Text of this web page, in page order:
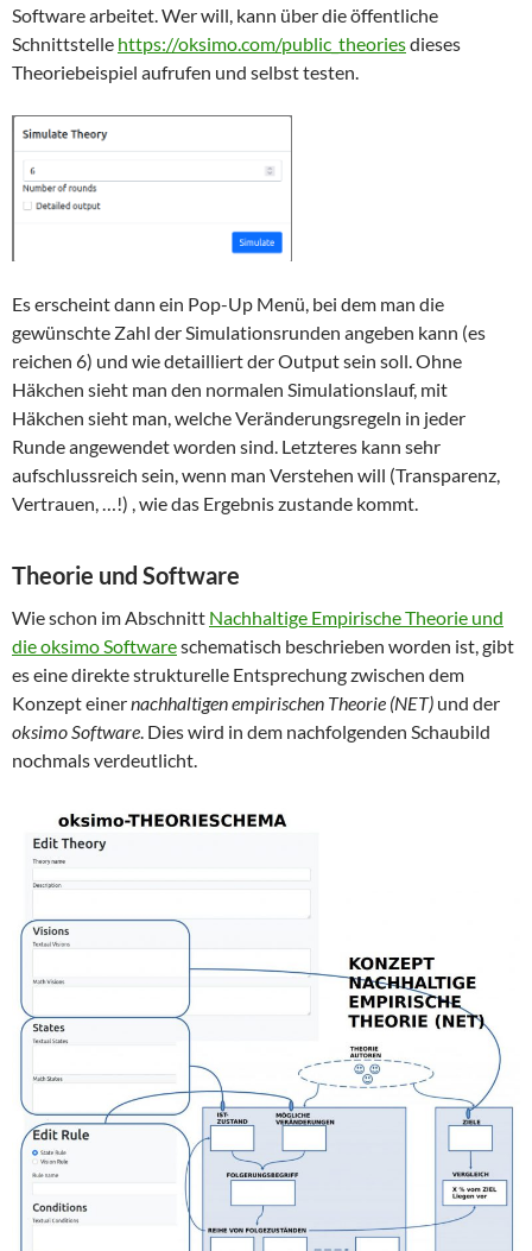
Software arbeitet. Wer will, kann über die öffentliche
Schnittstelle https://oksimo.com/public_theoriesdieses
Theoriebeispiel aufrufen und selbst testen.
Es erscheint dann ein Pop-Up Menü, bei dem man die
gewünschte Zahl der Simulationsrunden angeben kann (es
reichen 6) und wie detailliert der Output sein soll. Ohne
Häkchen sieht man den normalen Simulationslauf, mit
Häkchen sieht man, welche Veränderungsregeln in jeder
Runde angewendet worden sind. Letzteres kann sehr
aufschlussreich sein, wenn man Verstehen will (Transparenz,
Vertrauen, …!) , wie das Ergebnis zustande kommt.
Theorie und Software
Wie schon im Abschnitt Nachhaltige Empirische Theorie und
die oksimo Softwareschematisch beschrieben worden ist, gibt
es eine direkte strukturelle Entsprechung zwischen dem
Konzept einernachhaltigen empirischen Theorie (NET) und der
oksimo Software. Dies wird in dem nachfolgenden Schaubild
nochmals verdeutlicht.